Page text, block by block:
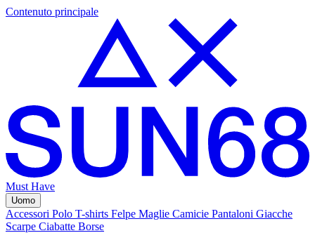
Contenuto principale
Must Have
Uomo
Accessori Polo T-shirts Felpe Maglie Camicie Pantaloni Giacche
Scarpe Ciabatte Borse